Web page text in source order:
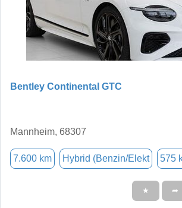
Bentley Continental GTC
Mannheim, 68307
7.600 km Hybrid (Benzin/Elekt 575
★ ➦